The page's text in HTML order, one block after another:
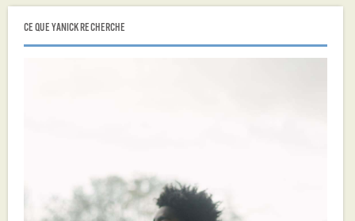
CE QUE YANICK RECHERCHE